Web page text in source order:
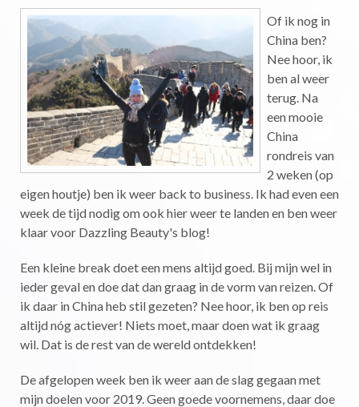
Of ik nog in
China ben?
Nee hoor, ik
ben al weer
terug. Na
een mooie
China
rondreis van
2 weken (op
eigen houtje) ben ik weer back to business. Ik had even een
week de tijd nodig om ook hier weer te landen en ben weer
klaar voor Dazzling Beauty's blog!
Een kleine break doet een mens altijd goed. Bij mijn wel in
ieder geval en doe dat dan graag in de vorm van reizen. Of
ik daar in China heb stil gezeten? Nee hoor, ik ben op reis
altijd nóg actiever! Niets moet, maar doen wat ik graag
wil. Dat is de rest van de wereld ontdekken!
De afgelopen week ben ik weer aan de slag gegaan met
mijn doelen voor 2019. Geen goede voornemens, daar doe